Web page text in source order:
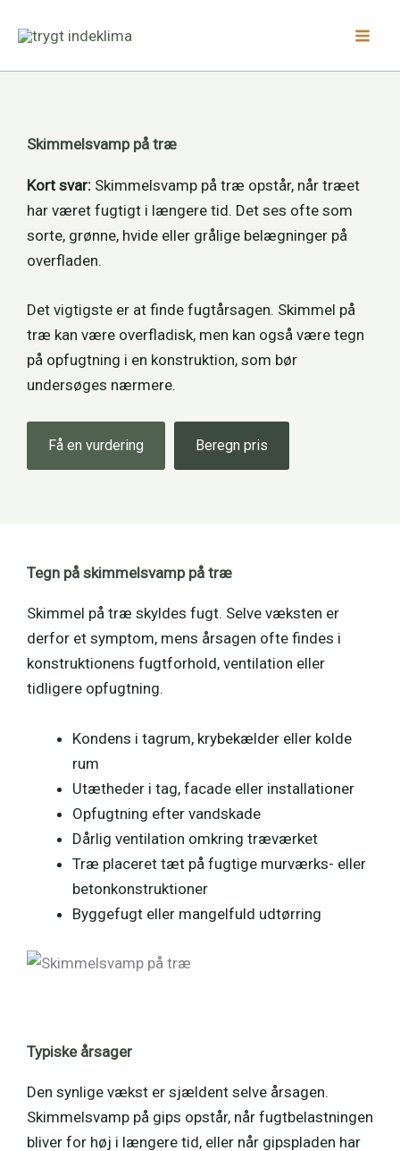
Skimmelsvamp på træ
Kort svar: Skimmelsvamp på træ opstår, når træet
har været fugtigt i længere tid. Det ses ofte som
sorte, grønne, hvide eller grålige belægninger på
overfladen.
Det vigtigste er at finde fugtårsagen. Skimmel på
træ kan være overfladisk, men kan også være tegn
på opfugtning i en konstruktion, som bør
undersøges nærmere.
Få en vurdering Beregn pris
Tegn på skimmelsvamp på træ
Skimmel på træ skyldes fugt. Selve væksten er
derfor et symptom, mens årsagen ofte findes i
konstruktionens fugtforhold, ventilation eller
tidligere opfugtning.
Kondens i tagrum, krybekælder eller kolde
rum
Utætheder i tag, facade eller installationer
Opfugtning efter vandskade
Dårlig ventilation omkring træværket
Træ placeret tæt på fugtige murværks- eller
betonkonstruktioner
Byggefugt eller mangelfuld udtørring
Typiske årsager
Den synlige vækst er sjældent selve årsagen.
Skimmelsvamp på gips opstår, når fugtbelastningen
bliver for høj i længere tid, eller når gipspladen har